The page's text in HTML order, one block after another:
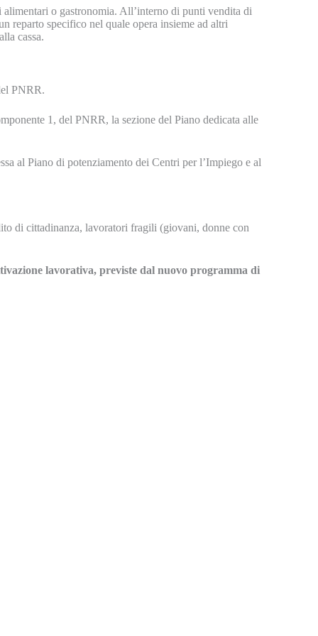
o gastronomia. All’interno di punti vendita di
reparto specifico nel quale opera insieme ad altri
cassa.
PNRR.
1, del PNRR, la sezione del Piano dedicata alle
al Piano di potenziamento dei Centri per l’Impiego e al
di cittadinanza, lavoratori fragili (giovani, donne con
lavorativa, previste dal nuovo programma di